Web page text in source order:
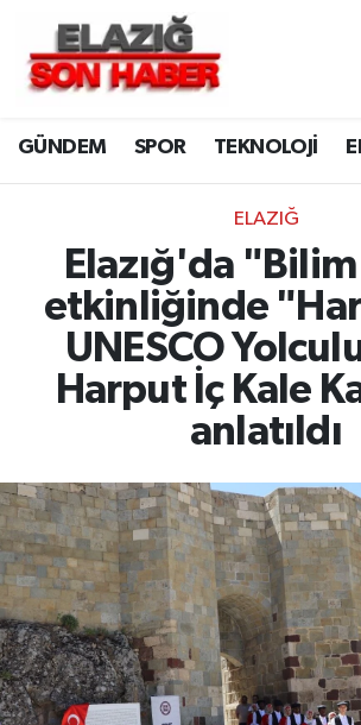
GÜNDEM SPOR TEKNOLOJİ
ELAZIĞ
Elazığ'da
etkinliğinde
UNESCO
Harput İç Kale
anlatıldı
CANLI YAYIN
ASAYİŞ
BİLİM VE TEKNOLOJİ
DÜNYA
EĞİTİM
EKONOMİ
GENEL
GÜNDEM
HABERDE İNSAN
KÜLTÜR-SANAT
Merkez Hava Durumu
Merkez Trafik Yoğunluk
Süper Lig Puan Durumu ve
Tüm Manşetler
Son Dakika Haberleri
Haber Arşivi